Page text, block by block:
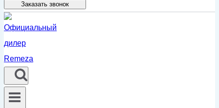
Заказать звонок